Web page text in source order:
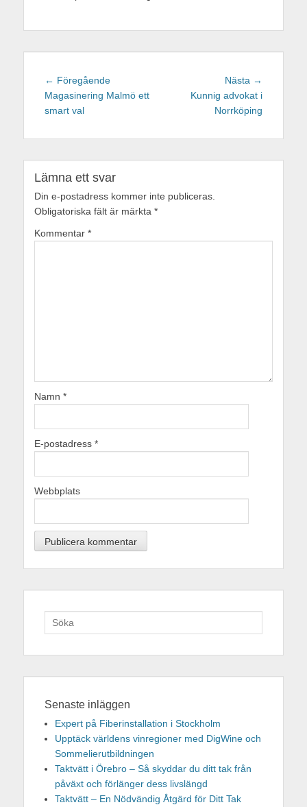
Inläggsnavigering
← FöregåendeFöregående
inlägg:
Magasinering Malmö ett
smart val
Nästa →
inlägg:
Kunnig advokat i
Norrköping
Lämna ett svar
Din e-postadress kommer inte publiceras.
Obligatoriska fält är märkta *
Kommentar *
Namn *
E-postadress *
Webbplats
Sök
efter:
Senaste inläggen
Expert på Fiberinstallation i Stockholm
Upptäck världens vinregioner med DigWine och
Sommelierutbildningen
Taktvätt i Örebro – Så skyddar du ditt tak från
påväxt och förlänger dess livslängd
Taktvätt – En Nödvändig Åtgärd för Ditt Tak